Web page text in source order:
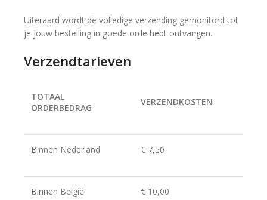
Uiteraard wordt de volledige verzending gemonitord tot
je jouw bestelling in goede orde hebt ontvangen.
Verzendtarieven
TOTAAL
ORDERBEDRAG
VERZENDKOSTEN
Binnen Nederland € 7,50
Binnen België € 10,00